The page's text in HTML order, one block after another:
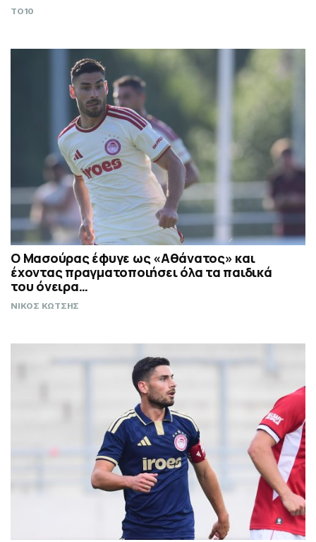
TO10
Ο Μασούρας έφυγε ως «Αθάνατος» και
έχοντας πραγματοποιήσει όλα τα παιδικά
του όνειρα…
ΝΙΚΟΣ ΚΩΤΣΗΣ